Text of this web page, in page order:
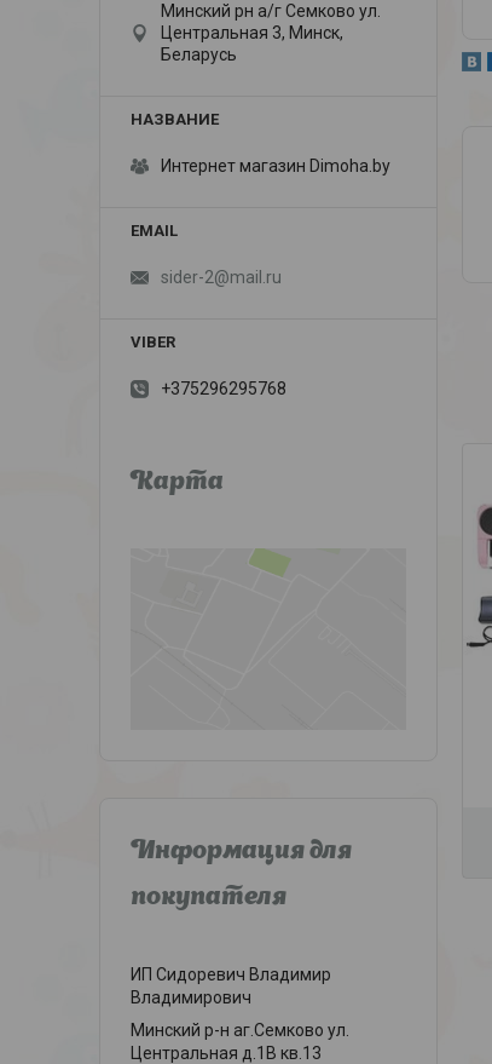
Минский рн а/г Семково ул.
Центральная 3, Минск,
Беларусь
Интернет магазин Dimoha.by
sider-2@mail.ru
+375296295768
Карта
Информация для
покупателя
ИП Сидоревич Владимир
Владимирович
Минский р-н аг.Семково ул.
Центральная д.1В кв.13